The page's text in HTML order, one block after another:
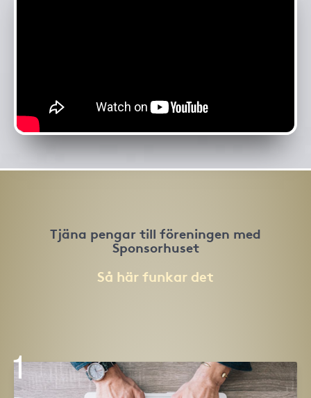
Tjäna pengar till föreningen med
Sponsorhuset
Så här funkar det
1